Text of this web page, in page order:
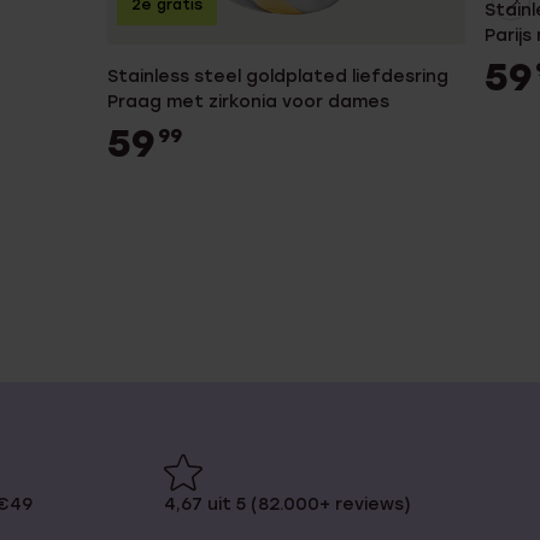
Stainless steel goldplated liefdesring
Praag met zirkonia voor dames
59 99
2e gratis
voor
59
4,67 uit 5 (82.000+ reviews)